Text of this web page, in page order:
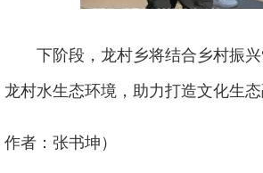
下阶段，龙村乡将结合乡村振
龙村水生态环境，助力打造文化生
作者：张书坤）